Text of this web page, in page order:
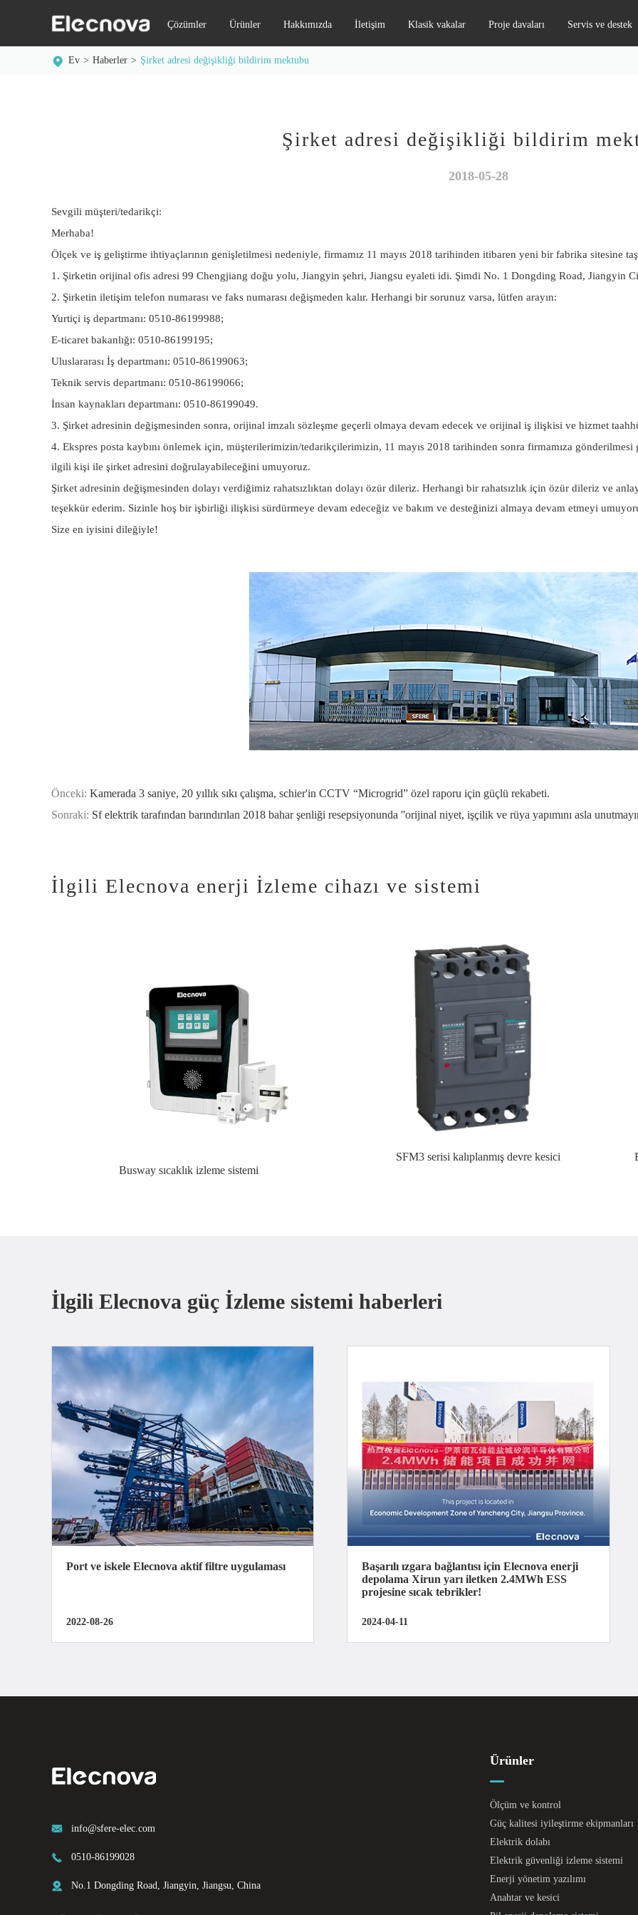
Çözümler Ürünler Hakkımızda İletişim Klasik vakalar Proje davaları Servis ve destek
Ev Haberler Şirket adresi değişikliği bildirim mektubu
Şirket adresi değişikliği bildirim
2018-05-28
Sevgili müşteri/tedarikçi:
Merhaba!
Ölçek ve iş geliştirme ihtiyaçlarının genişletilmesi nedeniyle, firmamız 11 mayıs 2018 tarihinden itibaren yeni bir fabrika sitesine
1. Şirketin orijinal ofis adresi 99 Chengjiang doğu yolu, Jiangyin şehri, Jiangsu eyaleti idi. Şimdi No. 1 Dongding Road, Jiangyin
2. Şirketin iletişim telefon numarası ve faks numarası değişmeden kalır. Herhangi bir sorunuz varsa, lütfen arayın:
Yurtiçi iş departmanı: 0510-86199988;
E-ticaret bakanlığı: 0510-86199195;
Uluslararası İş departmanı: 0510-86199063;
Teknik servis departmanı: 0510-86199066;
İnsan kaynakları departmanı: 0510-86199049.
3. Şirket adresinin değişmesinden sonra, orijinal imzalı sözleşme geçerli olmaya devam edecek ve orijinal iş ilişkisi ve hizmet
4. Ekspres posta kaybını önlemek için, müşterilerimizin/tedarikçilerimizin, 11 mayıs 2018 tarihinden sonra firmamıza gönderilmesi
ilgili kişi ile şirket adresini doğrulayabileceğini umuyoruz.
Şirket adresinin değişmesinden dolayı verdiğimiz rahatsızlıktan dolayı özür dileriz. Herhangi bir rahatsızlık için özür dileriz ve
teşekkür ederim. Sizinle hoş bir işbirliği ilişkisi sürdürmeye devam edeceğiz ve bakım ve desteğinizi almaya devam etmeyi
Size en iyisini dileğiyle!
Önceki: Kamerada 3 saniye, 20 yıllık sıkı çalışma, schier'in CCTV “Microgrid” özel raporu için güçlü rekabeti.
Sonraki: Sf elektrik tarafından barındırılan 2018 bahar şenliği resepsiyonunda ''orijinal niyet, işçilik ve rüya yapımını asla
İlgili Elecnova enerji İzleme cihazı ve sistemi
Busway sıcaklık izleme sistemi
SFM3 serisi kalıplanmış devre kesici
İlgili Elecnova güç İzleme sistemi haberleri
Port ve iskele Elecnova aktif filtre uygulaması
2022-08-26
Başarılı ızgara bağlantısı için Elecnova enerji
depolama Xirun yarı iletken 2.4MWh ESS
projesine sıcak tebrikler!
2024-04-11
 info@sfere-elec.com
 0510-86199028
 No.1 Dongding Road, Jiangyin, Jiangsu, China
Ürünler
Ölçüm ve kontrol
Güç kalitesi iyileştirme ekipmanları
Elektrik dolabı
Elektrik güvenliği izleme sistemi
Enerji yönetim yazılımı
Anahtar ve kesici